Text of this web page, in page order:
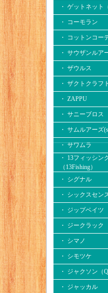
・ ゲットネット
・ コーモラン
・ コットンコー
・ サウザンルア
・ ザウルス
・ ザクトクラフト
・ ZAPPU
・ サニーブロス
・ サムルアーズ
・ サワムラ
・ 13フィッシン
（13Fishing）
・ シグナル
・ シックスセン
・ ジップベイツ
・ ジークラック
・ シマノ
・ シモツケ
・ ジャクソン（
・ ジャッカル